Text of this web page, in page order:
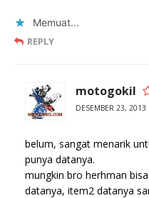
Memuat...
REPLY
motogokil
DESEMBER 23, 2013
belum, sangat menarik
punya datanya.
mungkin bro herhman
datanya, item2 datanya